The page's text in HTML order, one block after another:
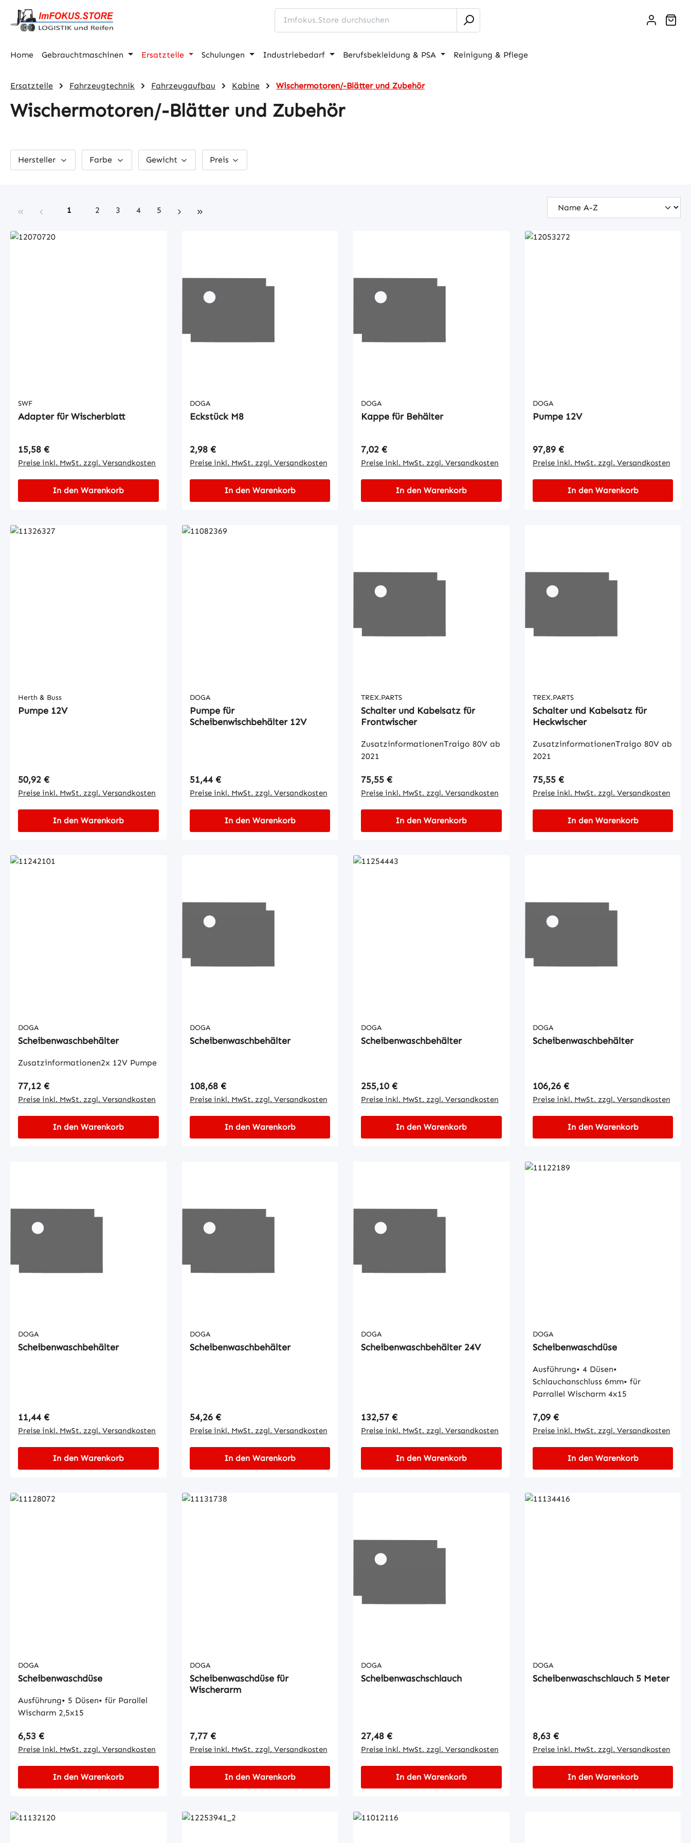
Hauptinhalt springen
Zur Suche springen
Zur Hauptnavigation springen
Home Gebrauchtmaschinen Ersatzteile Schulungen Industriebedarf Berufsbekleidung & PSA Reinigung & Pflege
Ersatzteile Fahrzeugtechnik Fahrzeugaufbau Kabine Wischermotoren/-Blätter und Zubehör
Wischermotoren/-Blätter und Zubehör
Hersteller Farbe Gewicht Preis
Seite
1 Seite
2 Seite
3 Seite
4 Seite
5
SWF
Adapter für Wischerblatt
Regulärer Preis:
15,58 €
Preise inkl. MwSt. zzgl. Versandkosten
In den Warenkorb
DOGA
Eckstück M8
Regulärer Preis:
2,98 €
Preise inkl. MwSt. zzgl. Versandkosten
In den Warenkorb
DOGA
Kappe für Behälter
Regulärer Preis:
7,02 €
Preise inkl. MwSt. zzgl. Versandkosten
In den Warenkorb
DOGA
Pumpe 12V
Regulärer Preis:
97,89 €
Preise inkl. MwSt. zzgl. Versandkosten
In den Warenkorb
Herth & Buss
Pumpe 12V
Regulärer Preis:
50,92 €
Preise inkl. MwSt. zzgl. Versandkosten
In den Warenkorb
DOGA
Pumpe für
Scheibenwischbehälter 12V
Regulärer Preis:
51,44 €
Preise inkl. MwSt. zzgl. Versandkosten
In den Warenkorb
TREX.PARTS
Schalter und Kabelsatz für
Frontwischer
ZusatzinformationenTraigo 80V ab
2021
Regulärer Preis:
75,55 €
Preise inkl. MwSt. zzgl. Versandkosten
In den Warenkorb
TREX.PARTS
Schalter und Kabelsatz für
Heckwischer
ZusatzinformationenTraigo 80V ab
2021
Regulärer Preis:
75,55 €
Preise inkl. MwSt. zzgl. Versandkosten
In den Warenkorb
DOGA
Scheibenwaschbehälter
Zusatzinformationen2x 12V Pumpe
Regulärer Preis:
77,12 €
Preise inkl. MwSt. zzgl. Versandkosten
In den Warenkorb
DOGA
Scheibenwaschbehälter
Regulärer Preis:
108,68 €
Preise inkl. MwSt. zzgl. Versandkosten
In den Warenkorb
DOGA
Scheibenwaschbehälter
Regulärer Preis:
255,10 €
Preise inkl. MwSt. zzgl. Versandkosten
In den Warenkorb
DOGA
Scheibenwaschbehälter
Regulärer Preis:
106,26 €
Preise inkl. MwSt. zzgl. Versandkosten
In den Warenkorb
DOGA
Scheibenwaschbehälter
Regulärer Preis:
11,44 €
Preise inkl. MwSt. zzgl. Versandkosten
In den Warenkorb
DOGA
Scheibenwaschbehälter
Regulärer Preis:
54,26 €
Preise inkl. MwSt. zzgl. Versandkosten
In den Warenkorb
DOGA
Scheibenwaschbehälter 24V
Regulärer Preis:
132,57 €
Preise inkl. MwSt. zzgl. Versandkosten
In den Warenkorb
DOGA
Scheibenwaschdüse
Ausführung• 4 Düsen•
Schlauchanschluss 6mm• für
Parrallel Wischarm 4x15
Regulärer Preis:
7,09 €
Preise inkl. MwSt. zzgl. Versandkosten
In den Warenkorb
DOGA
Scheibenwaschdüse
Ausführung• 5 Düsen• für Parallel
Wischarm 2,5x15
Regulärer Preis:
6,53 €
Preise inkl. MwSt. zzgl. Versandkosten
In den Warenkorb
DOGA
Scheibenwaschdüse für
Wischerarm
Regulärer Preis:
7,77 €
Preise inkl. MwSt. zzgl. Versandkosten
In den Warenkorb
DOGA
Scheibenwaschschlauch
Regulärer Preis:
27,48 €
Preise inkl. MwSt. zzgl. Versandkosten
In den Warenkorb
DOGA
Scheibenwaschschlauch 5 Meter
Regulärer Preis:
8,63 €
Preise inkl. MwSt. zzgl. Versandkosten
In den Warenkorb